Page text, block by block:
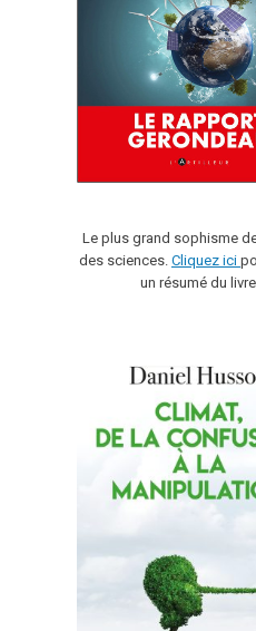
Le plus grand sophisme
des sciences. Cliquez ici
un résumé du livre.